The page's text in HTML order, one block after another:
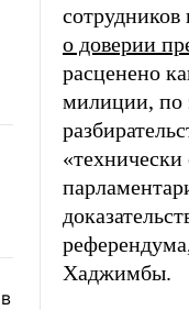
сотрудников
о доверии
расценено
милиции, по
Хаджимбы.